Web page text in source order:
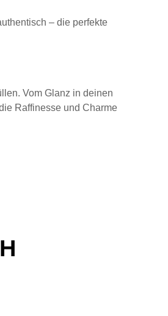
– die perfekte
Vom Glanz in deinen
Raffinesse und Charme